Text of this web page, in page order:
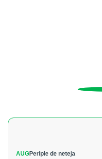
AUGPeriple de neteja